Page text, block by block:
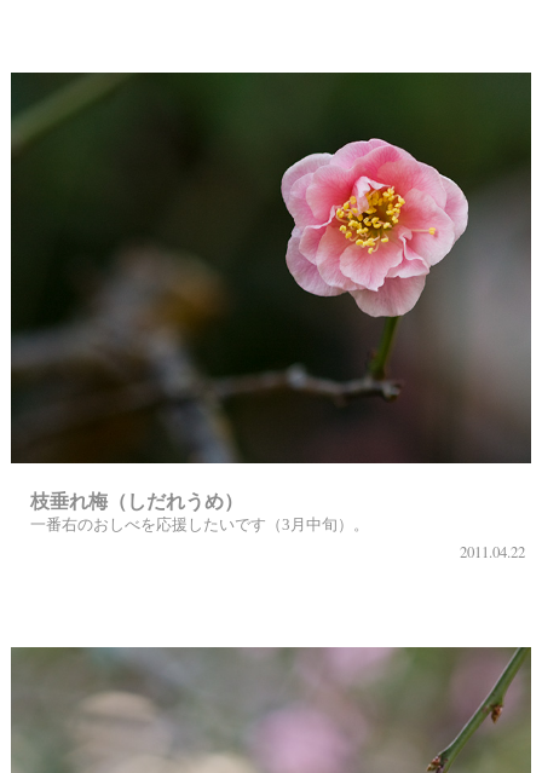
枝垂れ梅（しだれうめ）
一番右のおしべを応援したいです（3月中旬）。
2011.04.22